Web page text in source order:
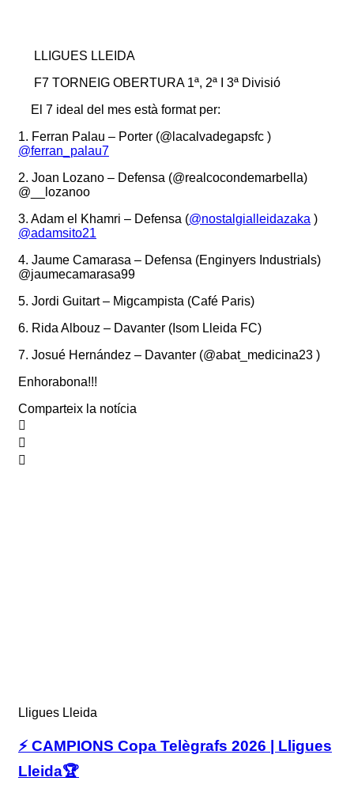
LLIGUES LLEIDA
F7 TORNEIG OBERTURA 1ª, 2ª I 3ª Divisió
El 7 ideal del mes està format per:
1. Ferran Palau – Porter (@lacalvadegapsfc )
@ferran_palau7
2. Joan Lozano – Defensa (@realcocondemarbella)
@__lozanoo
3. Adam el Khamri – Defensa (@nostalgialleidazaka )
@adamsito21
4. Jaume Camarasa – Defensa (Enginyers Industrials)
@jaumecamarasa99
5. Jordi Guitart – Migcampista (Café Paris)
6. Rida Albouz – Davanter (Isom Lleida FC)
7. Josué Hernández – Davanter (@abat_medicina23 )
Enhorabona!!!
Comparteix la notícia
Lligues Lleida
⚡ CAMPIONS Copa Telègrafs 2026 | Lligues
Lleida🏆